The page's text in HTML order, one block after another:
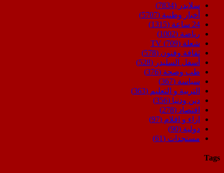
سلايدر (7834)
أخبار وطنية (5707)
24 ساعة
(1315)
رياضة (1002)
شعلة TV (709)
ثقافة وفنون (578)
أسفل السليدر (528)
طب وصحة (376)
سياسة (367)
التربية و التعليم (363)
دين ودنيا (356)
اقتصاد (278)
اراء و اقلام (97)
دولية (90)
مستجدات (61)
Tags